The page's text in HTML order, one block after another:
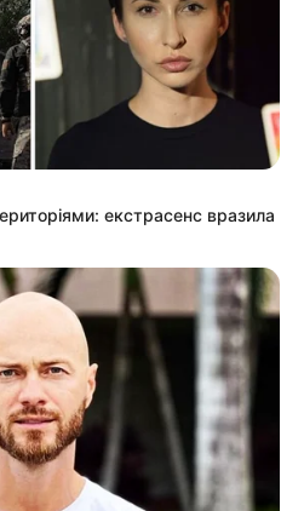
екстрасенс вразила